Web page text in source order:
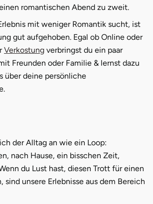
romantischen Abend zu zweit.
mit weniger Romantik sucht, ist
gut aufgehoben. Egal ob Online oder
Verkostung verbringst du ein paar
Freunden oder Familie & lernst dazu
über deine persönliche
der Alltag an wie ein Loop:
nach Hause, ein bisschen Zeit,
du Lust hast, diesen Trott für einen
sind unsere Erlebnisse aus dem Bereich